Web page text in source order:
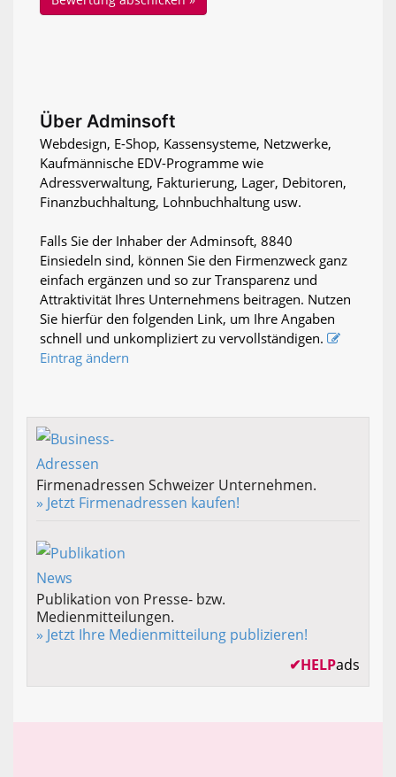
Über Adminsoft
Webdesign, E-Shop, Kassensysteme, Netzwerke,
Kaufmännische EDV-Programme wie
Adressverwaltung, Fakturierung, Lager, Debitoren,
Finanzbuchhaltung, Lohnbuchhaltung usw.
Falls Sie der Inhaber der Adminsoft, 8840
Einsiedeln sind, können Sie den Firmenzweck ganz
einfach ergänzen und so zur Transparenz und
Attraktivität Ihres Unternehmens beitragen. Nutzen
Sie hierfür den folgenden Link, um Ihre Angaben
schnell und unkompliziert zu vervollständigen.
Eintrag ändern
Firmenadressen Schweizer Unternehmen.
» Jetzt Firmenadressen kaufen!
Publikation von Presse- bzw.
Medienmitteilungen.
» Jetzt Ihre Medienmitteilung publizieren!
✔HELPads